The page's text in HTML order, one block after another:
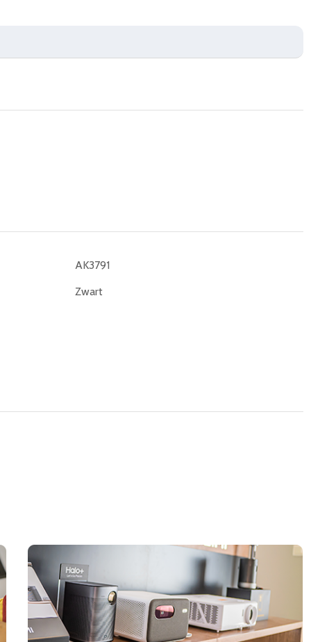
AK3791
Zwart